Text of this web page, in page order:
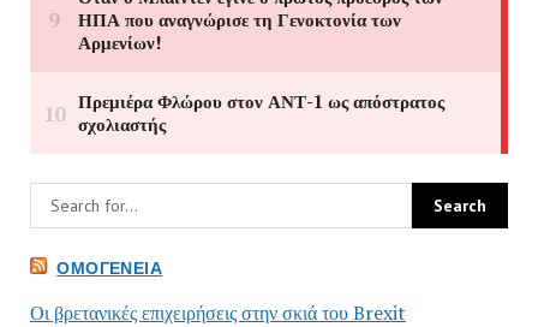
ΟΜΟΓΈΝΕΙΑ
Οι βρετανικές επιχειρήσεις στην σκιά του Brexit